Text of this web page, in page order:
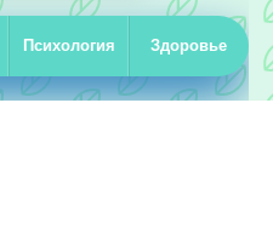
Психология Здоровье